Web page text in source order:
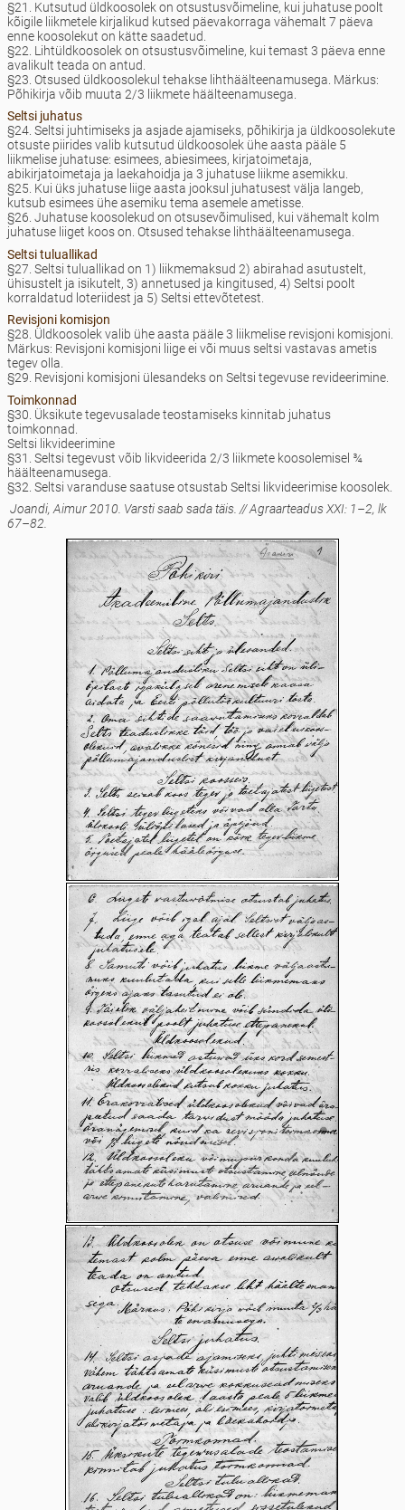
§21. Kutsutud üldkoosolek on otsustusvõimeline, kui juhatuse poolt
kõigile liikmetele kirjalikud kutsed päevakorraga vähemalt 7 päeva
enne koosolekut on kätte saadetud.
§22. Lihtüldkoosolek on otsustusvõimeline, kui temast 3 päeva enne
avalikult teada on antud.
§23. Otsused üldkoosolekul tehakse lihthäälteenamusega. Märkus:
Põhikirja võib muuta 2/3 liikmete häälteenamusega.
Seltsi juhatus
§24. Seltsi juhtimiseks ja asjade ajamiseks, põhikirja ja üldkoosolekute
otsuste piirides valib kutsutud üldkoosolek ühe aasta pääle 5
liikmelise juhatuse: esimees, abiesimees, kirjatoimetaja,
abikirjatoimetaja ja laekahoidja ja 3 juhatuse liikme asemikku.
§25. Kui üks juhatuse liige aasta jooksul juhatusest välja langeb,
kutsub esimees ühe asemiku tema asemele ametisse.
§26. Juhatuse koosolekud on otsusevõimulised, kui vähemalt kolm
juhatuse liiget koos on. Otsused tehakse lihthäälteenamusega.
Seltsi tuluallikad
§27. Seltsi tuluallikad on 1) liikmemaksud 2) abirahad asutustelt,
ühisustelt ja isikutelt, 3) annetused ja kingitused, 4) Seltsi poolt
korraldatud loteriidest ja 5) Seltsi ettevõtetest.
Revisjoni komisjon
§28. Üldkoosolek valib ühe aasta pääle 3 liikmelise revisjoni komisjoni.
Märkus: Revisjoni komisjoni liige ei või muus seltsi vastavas ametis
tegev olla.
§29. Revisjoni komisjoni ülesandeks on Seltsi tegevuse revideerimine.
Toimkonnad
§30. Üksikute tegevusalade teostamiseks kinnitab juhatus
toimkonnad.
Seltsi likvideerimine
§31. Seltsi tegevust võib likvideerida 2/3 liikmete koosolemisel ¾
häälteenamusega.
§32. Seltsi varanduse saatuse otsustab Seltsi likvideerimise koosolek.
Joandi, Aimur 2010. Varsti saab sada täis. // Agraarteadus XXI: 1–2, lk
67–82.